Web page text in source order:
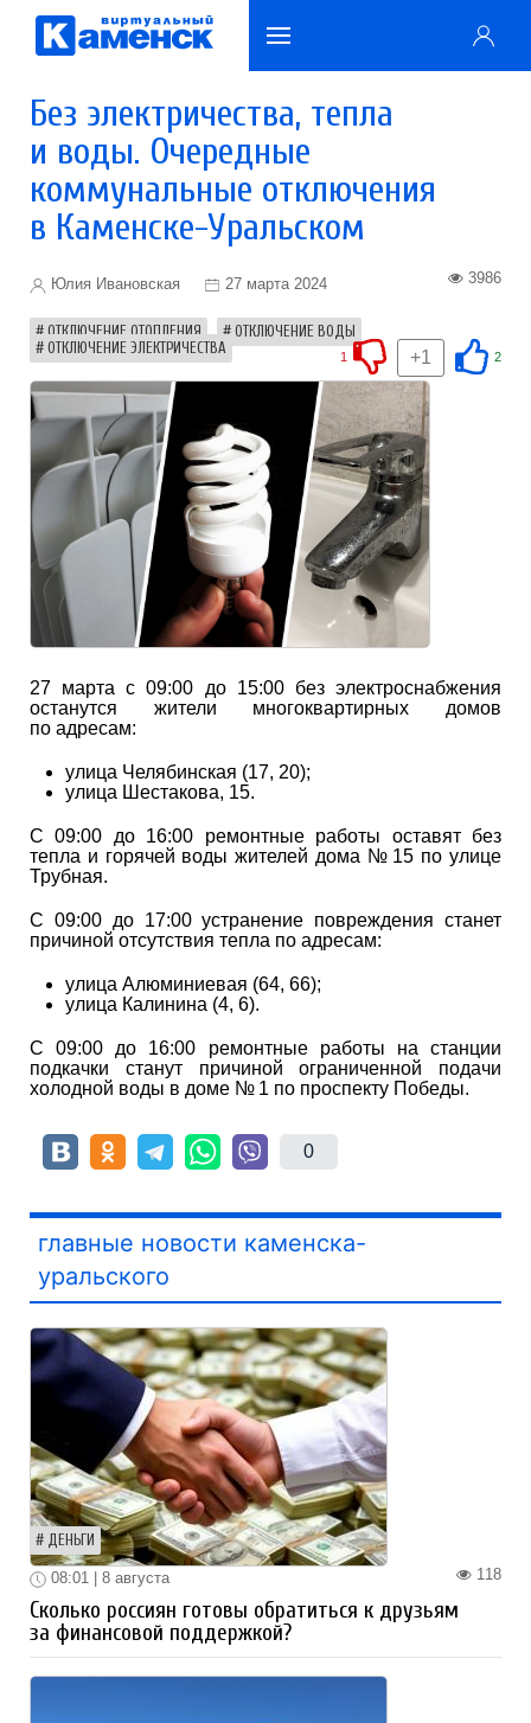
Без электричества, тепла
и воды. Очередные
коммунальные отключения
в Каменске-Уральском
Юлия Ивановская 27 марта 2024 3986
ОТКЛЮЧЕНИЕ ОТОПЛЕНИЯ
ОТКЛЮЧЕНИЕ ВОДЫ
ОТКЛЮЧЕНИЕ ЭЛЕКТРИЧЕСТВА
2
+1
1
27 марта с 09:00 до 15:00 без электроснабжения
останутся жители многоквартирных домов
по адресам:
улица Челябинская (17, 20);
улица Шестакова, 15.
С 09:00 до 16:00 ремонтные работы оставят без
тепла и горячей воды жителей дома № 15 по улице
Трубная.
С 09:00 до 17:00 устранение повреждения станет
причиной отсутствия тепла по адресам:
улица Алюминиевая (64, 66);
улица Калинина (4, 6).
С 09:00 до 16:00 ремонтные работы на станции
подкачки станут причиной ограниченной подачи
холодной воды в доме № 1 по проспекту Победы.
0
главные новости каменска-
уральского
ДЕНЬГИ
118
08:01 | 8 августа
Сколько россиян готовы обратиться к друзьям
за финансовой поддержкой?